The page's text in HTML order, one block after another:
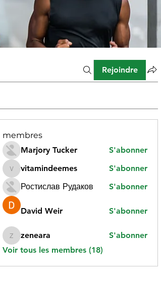
Rejoindre
membres
Marjory Tucker
S'abonner
vitamindeemes
vitamindeemes
S'abonner
Ростислав Рудаков
S'abonner
David Weir S'abonner
zeneara
zeneara
S'abonner
Voir tous les membres (18)